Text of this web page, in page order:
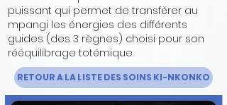
puissant qui permet de transférer au
mpangi les énergies des différents
guides (des 3 règnes) choisi pour son
rééquilibrage totémique.
RETOUR A LA LISTE DES SOINS KI-NKONKO